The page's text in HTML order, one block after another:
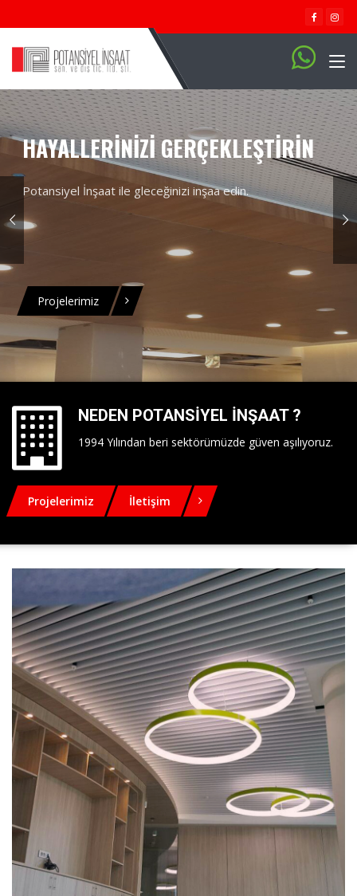
HAYALLERINIZI GERÇEKLEŞTIRIN
Potansiyel İnşaat ile gleceğinizi inşaa edin.
Projelerimiz
NEDEN POTANSIYEL İNŞAAT ?
1994 Yılından beri sektörümüzde güven aşılıyoruz.
Projelerimiz İletişim